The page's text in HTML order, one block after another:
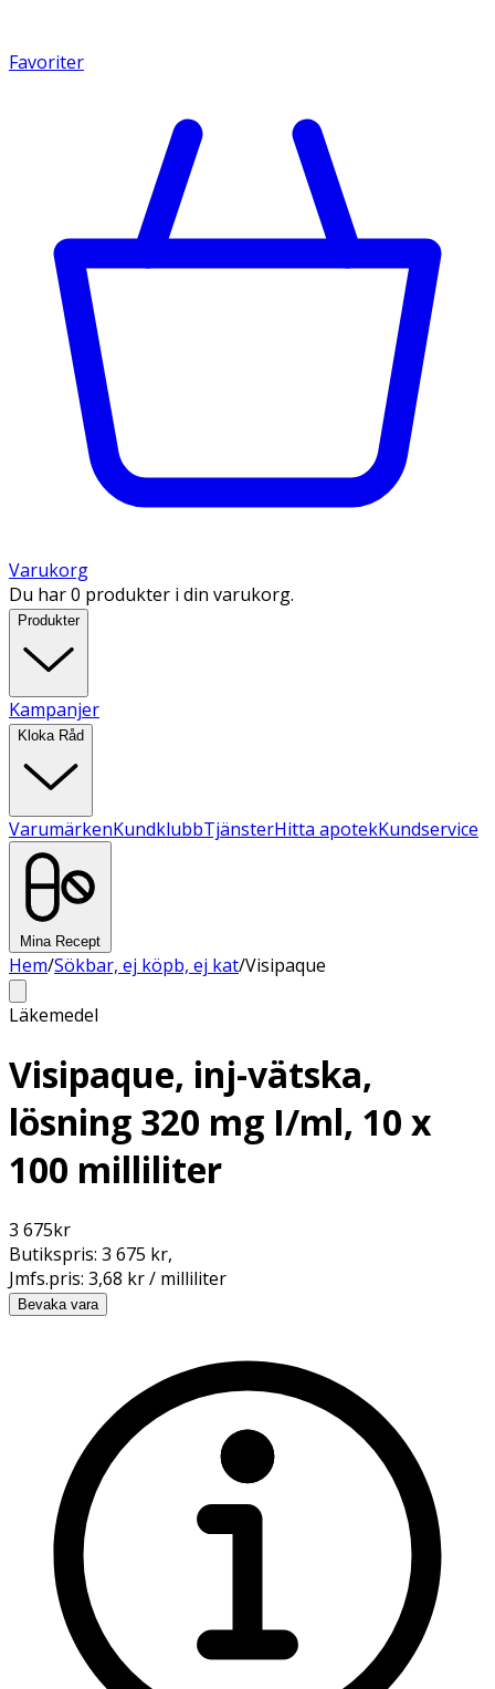
Favoriter
Varukorg
Du har 0 produkter i din varukorg.
Produkter
Kampanjer
Kloka Råd
VarumärkenKundklubbTjänsterHitta apotekKundservice
Mina Recept
Hem/Sökbar, ej köpb, ej kat/Visipaque
Läkemedel
Visipaque, inj-vätska,
lösning 320 mg I/ml, 10 x
100 milliliter
3 675kr
Butikspris: 3 675 kr,
Jmfs.pris: 3,68 kr / milliliter
Bevaka vara